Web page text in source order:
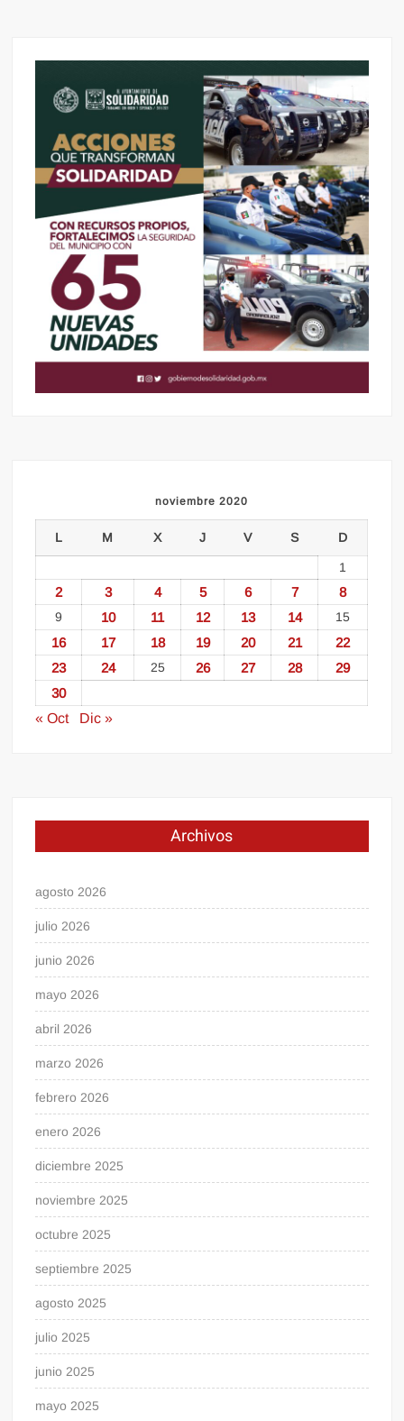
noviembre 2020
L M X J V S D
1
2 3 4 5 6 7 8
9 10 11 12 13 14 15
16 17 18 19 20 21
22
23
24 25 26 27 28
29
30
« Oct
Dic »
Archivos
agosto 2026
julio 2026
junio 2026
mayo 2026
abril 2026
marzo 2026
febrero 2026
enero 2026
diciembre 2025
noviembre 2025
octubre 2025
septiembre 2025
agosto 2025
julio 2025
junio 2025
mayo 2025